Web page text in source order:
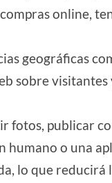
online,
geográficas
sobre
fotos, publicar
humano o una
lo que reducirá